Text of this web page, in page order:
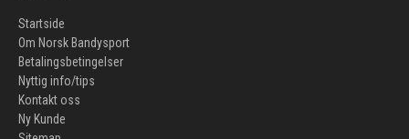
Startside
Om Norsk Bandysport
Betalingsbetingelser
Nyttig info/tips
Kontakt oss
Ny Kunde